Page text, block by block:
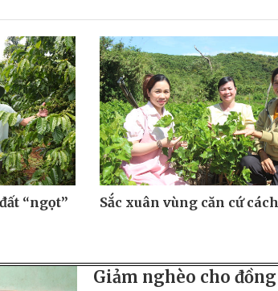
“ngọt” Sắc xuân vùng căn cứ
Giảm nghèo cho